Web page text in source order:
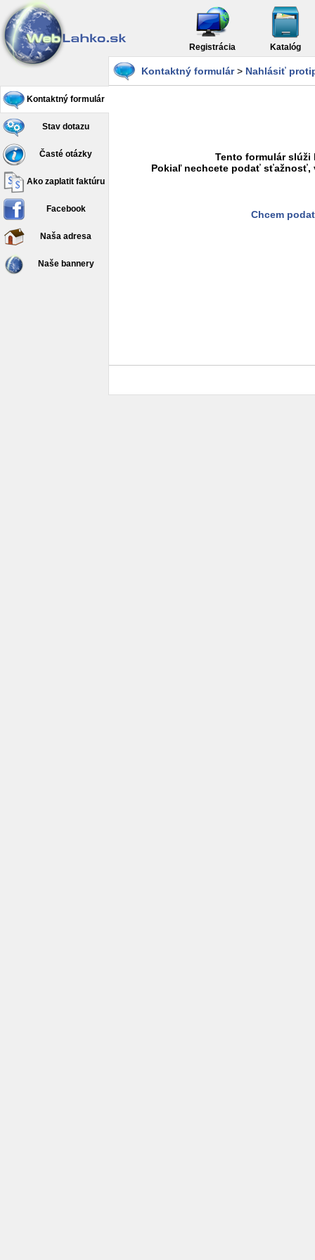
Registrácia Katalóg
Kontaktný formulár
Stav dotazu
Časté otázky
Ako zaplatit faktúru
Facebook
Naša adresa
Naše bannery
Kontaktný formulár> Nahlásiť
Tento formulár
Pokiaľ nechcete podať
Chcem